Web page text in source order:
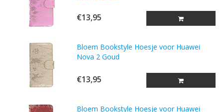
€13,95
Bloem Bookstyle Hoesje voor Huawei
Nova 2 Goud
€13,95
Bloem Bookstyle Hoesje voor Huawei